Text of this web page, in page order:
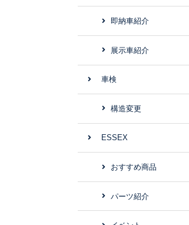
即納車紹介
展示車紹介
車検
構造変更
ESSEX
おすすめ商品
パーツ紹介